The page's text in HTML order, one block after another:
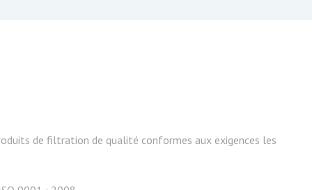
de filtration de qualité conformes aux exigences les